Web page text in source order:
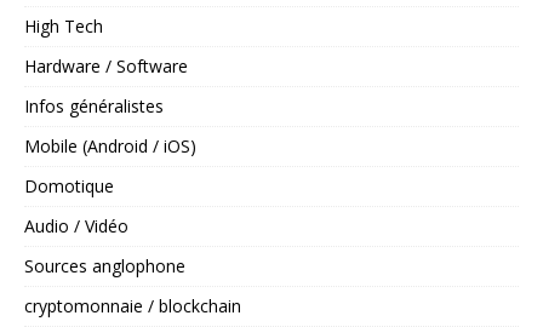
High Tech
Hardware / Software
Infos généralistes
Mobile (Android / iOS)
Domotique
Audio / Vidéo
Sources anglophone
cryptomonnaie / blockchain